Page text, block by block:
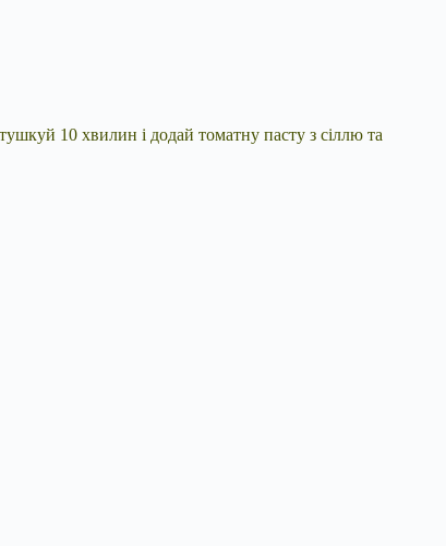
10 хвилин і додай томатну пасту з сіллю та